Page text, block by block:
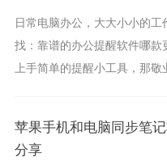
日常电脑办公，大大小小的
找：靠谱的办公提醒软件哪
上手简单的提醒小工具，那
苹果手机和电脑同步笔
分享